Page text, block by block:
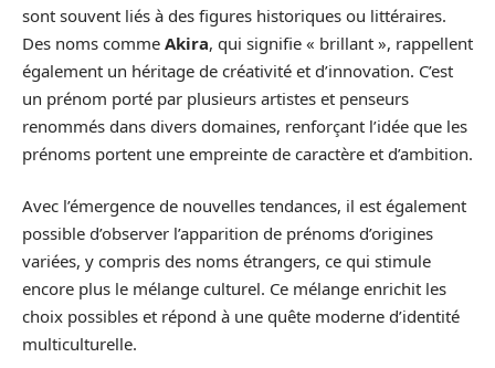
sont souvent liés à des figures historiques ou littéraires.
Des noms comme Akira, qui signifie « brillant », rappellent
également un héritage de créativité et d’innovation. C’est
un prénom porté par plusieurs artistes et penseurs
renommés dans divers domaines, renforçant l’idée que les
prénoms portent une empreinte de caractère et d’ambition.
Avec l’émergence de nouvelles tendances, il est également
possible d’observer l’apparition de prénoms d’origines
variées, y compris des noms étrangers, ce qui stimule
encore plus le mélange culturel. Ce mélange enrichit les
choix possibles et répond à une quête moderne d’identité
multiculturelle.